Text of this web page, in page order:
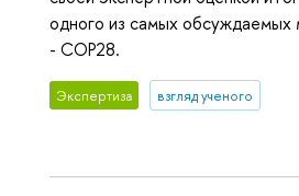
одного из самых обсуждаемых
- COP28.
Экспертиза взгляд ученого